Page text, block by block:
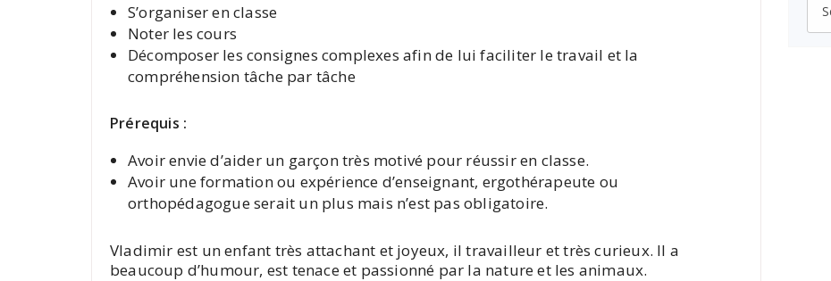
S’organiser en classe
Noter les cours
Décomposer les consignes complexes afin de lui faciliter le travail et la
compréhension tâche par tâche
Prérequis :
Avoir envie d’aider un garçon très motivé pour réussir en classe.
Avoir une formation ou expérience d’enseignant, ergothérapeute ou
orthopédagogue serait un plus mais n’est pas obligatoire.
Vladimir est un enfant très attachant et joyeux, il travailleur et très curieux. Il a
beaucoup d’humour, est tenace et passionné par la nature et les animaux.